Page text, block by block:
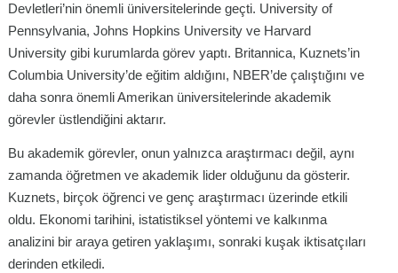
Devletleri’nin önemli üniversitelerinde geçti. University of
Pennsylvania, Johns Hopkins University ve Harvard
University gibi kurumlarda görev yaptı. Britannica, Kuznets’in
Columbia University’de eğitim aldığını, NBER’de çalıştığını ve
daha sonra önemli Amerikan üniversitelerinde akademik
görevler üstlendiğini aktarır.
Bu akademik görevler, onun yalnızca araştırmacı değil, aynı
zamanda öğretmen ve akademik lider olduğunu da gösterir.
Kuznets, birçok öğrenci ve genç araştırmacı üzerinde etkili
oldu. Ekonomi tarihini, istatistiksel yöntemi ve kalkınma
analizini bir araya getiren yaklaşımı, sonraki kuşak iktisatçıları
derinden etkiledi.